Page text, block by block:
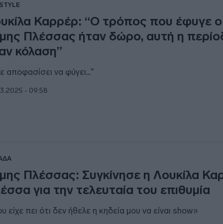
Καρρέρ: “Ο τρόπος που έφυγε ο
Πλέσσας ήταν δώρο, αυτή η
κόλαση”
αποφασίσει να φύγει..."
- 09:58
Πλέσσας: Συγκίνησε η Λουκίλα
για την τελευταία του επιθυμία
είχε πει ότι δεν ήθελε η κηδεία μου να είναι show»